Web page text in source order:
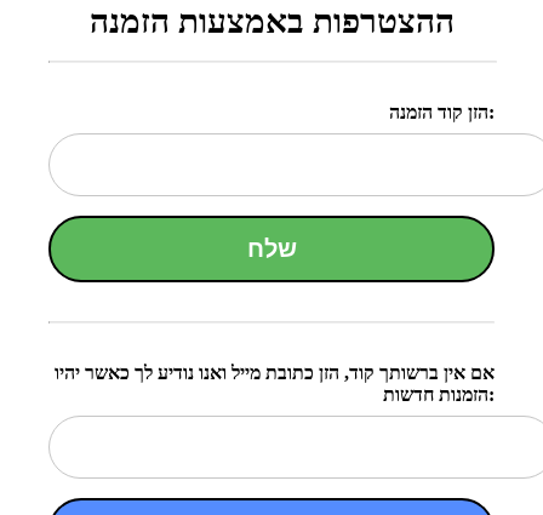
ההצטרפות באמצעות הזמנה
הזן קוד הזמנה:
שלח
אם אין ברשותך קוד, הזן כתובת מייל ואנו נודיע לך כאשר יהיו
הזמנות חדשות: